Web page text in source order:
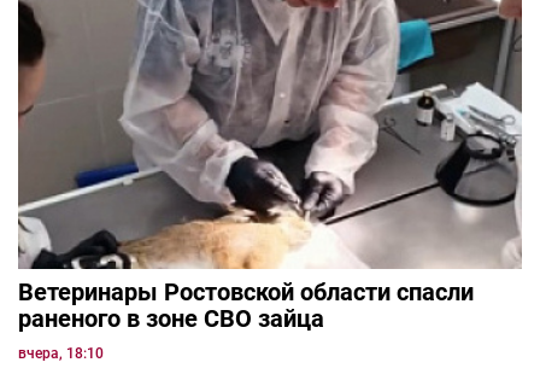
Ветеринары Ростовской области спасли
раненого в зоне СВО зайца
вчера, 18:10